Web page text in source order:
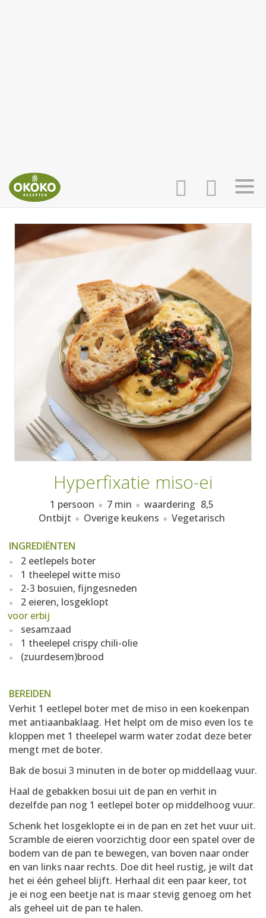
INLOGGEN
AANMELDEN
HOME
RECEPTEN
WEEKMENU'S
KOOKBOEKEN
Hyperfixatie miso-ei
1 persoon 7 min waardering 8,5
Ontbijt
Overige keukens Vegetarisch
INGREDIËNTEN
2 eetlepels boter
1 theelepel witte miso
2-3 bosuien, fijngesneden
2 eieren, losgeklopt
voor erbij
sesamzaad
1 theelepel crispy chili-olie
(zuurdesem)brood
BEREIDEN
Verhit 1 eetlepel boter met de miso in een koekenpan
met antiaanbaklaag. Het helpt om de miso even los te
kloppen met 1 theelepel warm water zodat deze beter
mengt met de boter.
Bak de bosui 3 minuten in de boter op middellaag vuur.
Haal de gebakken bosui uit de pan en verhit in
dezelfde pan nog 1 eetlepel boter op middelhoog vuur.
Schenk het losgeklopte ei in de pan en zet het vuur uit.
Scramble de eieren voorzichtig door een spatel over de
bodem van de pan te bewegen, van boven naar onder
en van links naar rechts. Doe dit heel rustig, je wilt dat
het ei één geheel blijft. Herhaal dit een paar keer, tot
je ei nog een beetje nat is maar stevig genoeg om het
als geheel uit de pan te halen.